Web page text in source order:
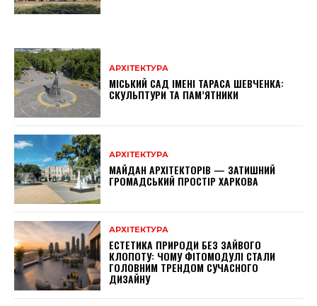
АРХІТЕКТУРА
МІСЬКИЙ САД ІМЕНІ ТАРАСА ШЕВЧЕНКА:
СКУЛЬПТУРИ ТА ПАМ’ЯТНИКИ
АРХІТЕКТУРА
МАЙДАН АРХІТЕКТОРІВ — ЗАТИШНИЙ
ГРОМАДСЬКИЙ ПРОСТІР ХАРКОВА
АРХІТЕКТУРА
ЕСТЕТИКА ПРИРОДИ БЕЗ ЗАЙВОГО
КЛОПОТУ: ЧОМУ ФІТОМОДУЛІ СТАЛИ
ГОЛОВНИМ ТРЕНДОМ СУЧАСНОГО
ДИЗАЙНУ